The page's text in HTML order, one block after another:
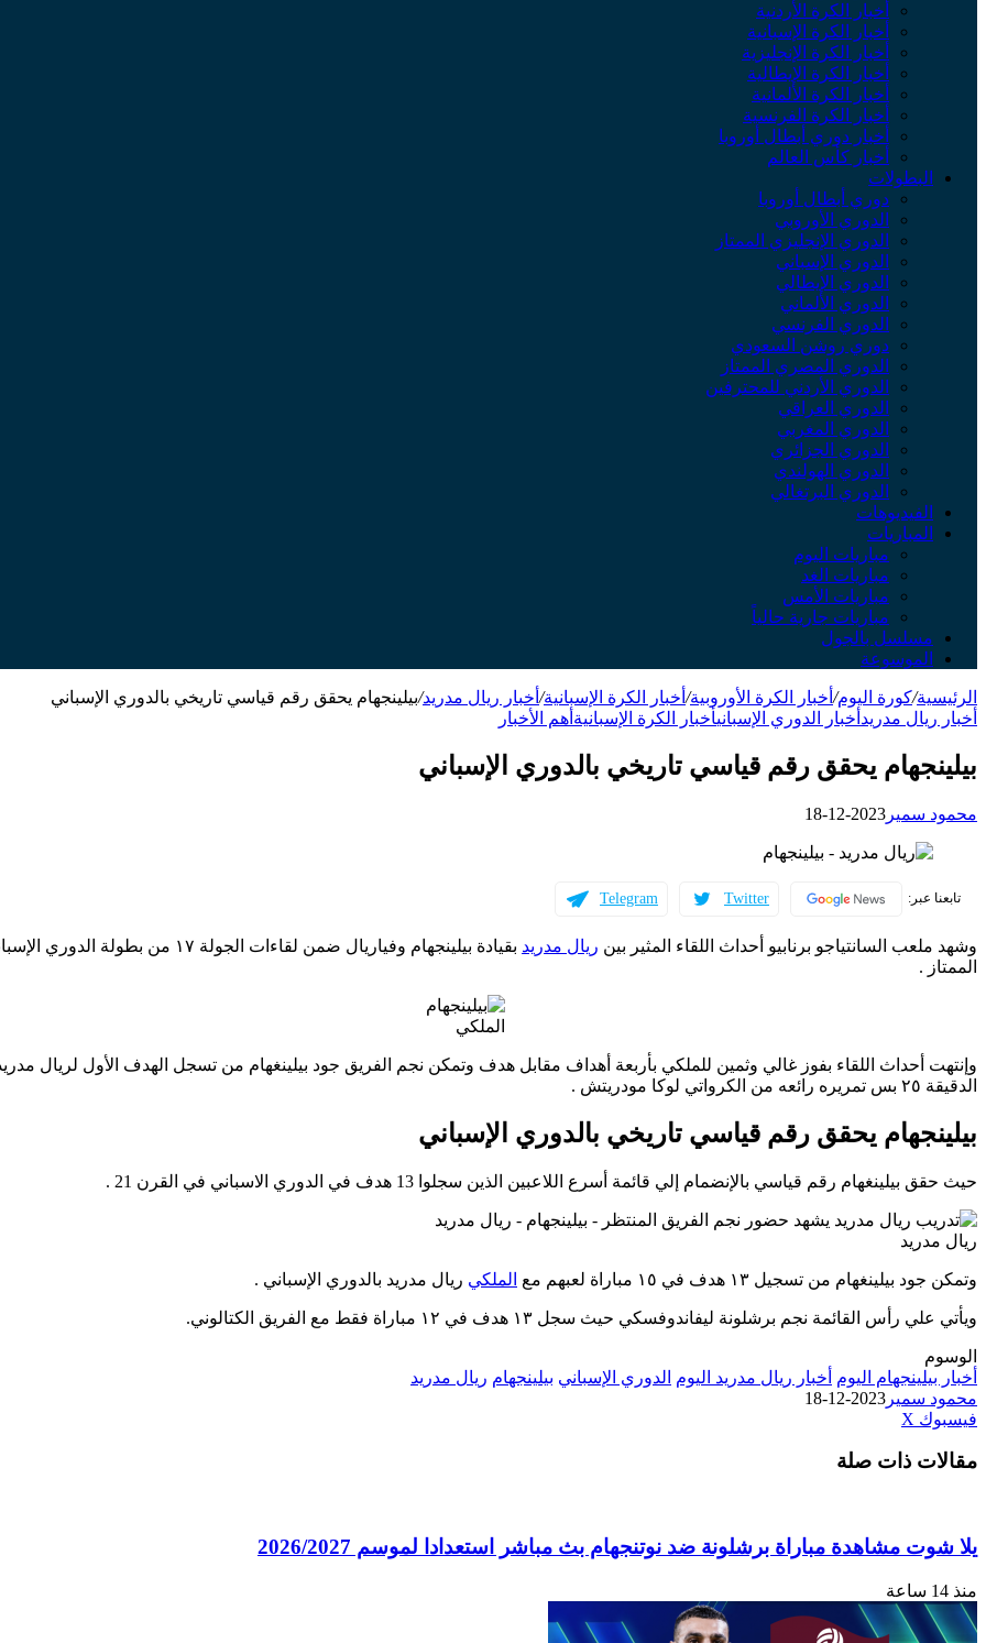
أخبار الكرة الأردنية
أخبار الكرة الإسبانية
أخبار الكرة الإنجليزية
أخبار الكرة الإيطالية
أخبار الكرة الألمانية
أخبار الكرة الفرنسية
أخبار دوري أبطال أوروبا
أخبار كأس العالم
البطولات
دوري أبطال أوروبا
الدوري الأوروبي
الدوري الإنجليزي الممتاز
الدوري الإسباني
الدوري الإيطالي
الدوري الألماني
الدوري الفرنسي
دوري روشن السعودي
الدوري المصري الممتاز
الدوري الأردني للمحترفين
الدوري العراقي
الدوري المغربي
الدوري الجزائري
الدوري الهولندي
الدوري البرتغالي
الفيديوهات
المباريات
مباريات اليوم
مباريات الغد
مباريات الأمس
مباريات جارية حالياً
مسلسل بالجول
الموسوعة
الرئيسية/كورة اليوم/ أخبار الكرة الأوروبية/ أخبار الكرة الإسبانية/ أخبار ريال مدريد/بيلينجهام يحقق رقم قياسي تاريخي بالدوري الإسباني
أخبار ريال مدريد أخبار الدوري الإسبانيأخبار الكرة الإسبانية أهم الأخبار
بيلينجهام يحقق رقم قياسي تاريخي بالدوري الإسباني
محمود سمير 2023-12-18
تابعنا عبر: Twitter
Telegram
وشهد ملعب السانتياجو برنابيو أحداث اللقاء المثير بين ريال مدريد
بقيادة بيلينجهام وفياريال ضمن لقاءات الجولة ١٧ من بطولة الدوري
الممتاز .
الملكي
وإنتهت أحداث اللقاء بفوز غالي وثمين للملكي بأربعة أهداف مقابل هدف وتمكن نجم الفريق جود بيلينغهام من تسجل الهدف الأول لريال
الدقيقة ٢٥ بس تمريره رائعه من الكرواتي لوكا مودريتش .
بيلينجهام يحقق رقم قياسي تاريخي بالدوري الإسباني
حيث حقق بيلينغهام رقم قياسي بالإنضمام إلي قائمة أسرع اللاعبين الذين سجلوا 13 هدف في الدوري الاسباني في القرن 21 .
ريال مدريد
وتمكن جود بيلينغهام من تسجيل ١٣ هدف في ١٥ مباراة لعبهم مع الملكي ريال مدريد بالدوري الإسباني .
ويأتي علي رأس القائمة نجم برشلونة ليفاندوفسكي حيث سجل ١٣ هدف في ١٢ مباراة فقط مع الفريق الكتالوني.
الوسوم
أخبار بيلينجهام اليوم أخبار ريال مدريد اليوم الدوري الإسباني بيلينجهام ريال مدريد
محمود سمير 2023-12-18
فيسبوك ‫X
البريد
مقالات ذات صلة
يلا شوت مشاهدة مباراة برشلونة ضد نوتنجهام بث مباشر استعدادا لموسم 2026/2027
منذ 14 ساعة